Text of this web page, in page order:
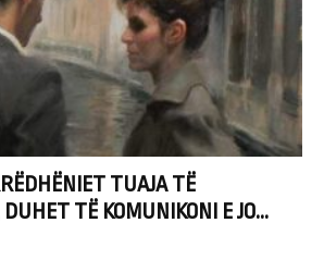
TUAJA TË
TË KOMUNIKONI E JO...